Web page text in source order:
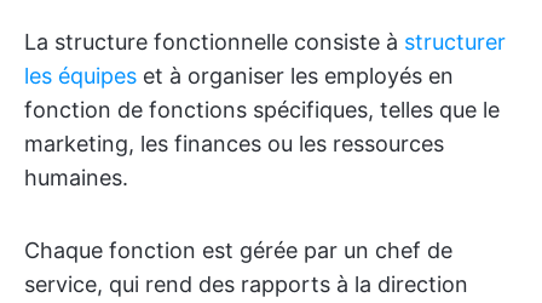
La structure fonctionnelle consiste à structurer
les équipes et à organiser les employés en
fonction de fonctions spécifiques, telles que le
marketing, les finances ou les ressources
humaines.
Chaque fonction est gérée par un chef de
service, qui rend des rapports à la direction